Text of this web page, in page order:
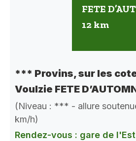
FETE
12 km
*** Provins, sur les
Voulzie FETE
(Niveau : *** - allure
km/h)
Rendez-vous : gare de l'Est